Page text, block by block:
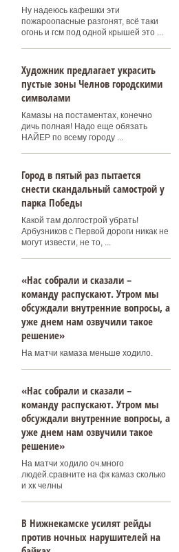
Ну надеюсь кафешки эти
пожароопасные разгонят, всё таки
огонь и гсм под одной крышей это ...
Художник предлагает украсить
пустые зоны Челнов городскими
символами
Камазы на постаментах, конечно
дичь полная! Надо еще обязать
НАЙЕР по всему городу ...
Город в пятый раз пытается
снести скандальный самострой у
парка Победы
Какой там долгострой убрать!
Арбузников с Первой дороги никак не
могут извести, не то, ...
«Нас собрали и сказали –
команду распускают. Утром мы
обсуждали внутренние вопросы, а
уже днем нам озвучили такое
решение»
На матчи камаза меньше ходило.
«Нас собрали и сказали –
команду распускают. Утром мы
обсуждали внутренние вопросы, а
уже днем нам озвучили такое
решение»
На матчи ходило оч.много
людей.сравните на фк камаз сколько
и хк челны
В Нижнекамске усилят рейды
против ночных нарушителей на